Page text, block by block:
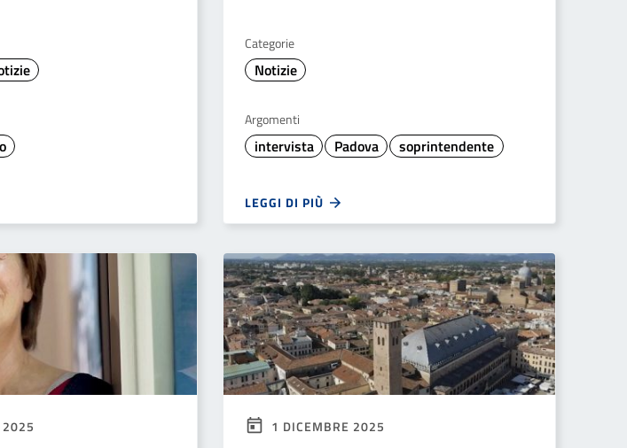
Categorie
Notizie
Argomenti
intervista Padova soprintendente
LEGGI DI PIÙ
2025 1 DICEMBRE 2025